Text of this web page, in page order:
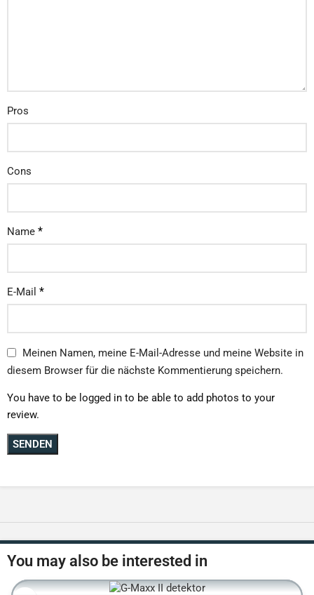
Pros
Cons
Name *
E-Mail *
Meinen Namen, meine E-Mail-Adresse und meine Website in
diesem Browser für die nächste Kommentierung speichern.
You have to be logged in to be able to add photos to your
review.
You may also be interested in